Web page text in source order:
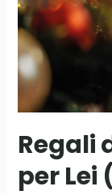
Regali
per Lei